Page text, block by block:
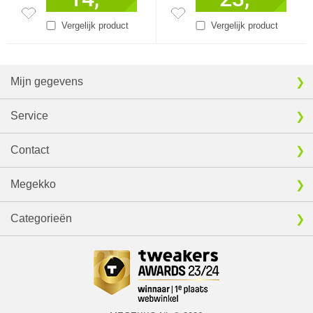
Vergelijk product Vergelijk product
Mijn gegevens
Service
Contact
Megekko
Categorieën